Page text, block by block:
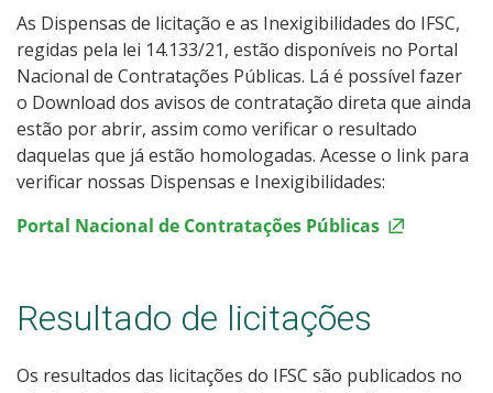
As Dispensas de licitação e as Inexigibilidades do IFSC,
regidas pela lei 14.133/21, estão disponíveis no Portal
Nacional de Contratações Públicas. Lá é possível fazer
o Download dos avisos de contratação direta que ainda
estão por abrir, assim como verificar o resultado
daquelas que já estão homologadas. Acesse o link para
verificar nossas Dispensas e Inexigibilidades:
Portal Nacional de Contratações Públicas
Resultado de licitações
Os resultados das licitações do IFSC são publicados no